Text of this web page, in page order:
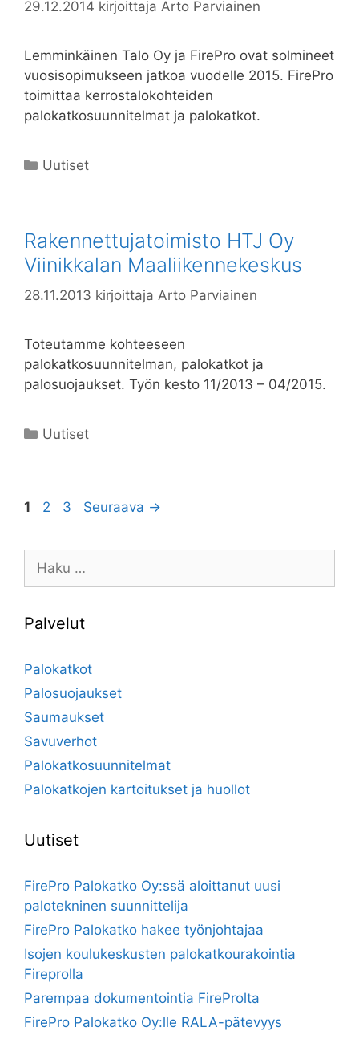
29.12.2014 kirjoittaja Arto Parviainen
Lemminkäinen Talo Oy ja FirePro ovat solmineet
vuosisopimukseen jatkoa vuodelle 2015. FirePro
toimittaa kerrostalokohteiden
palokatkosuunnitelmat ja palokatkot.
Kategoriat
Uutiset
Rakennettujatoimisto HTJ Oy
Viinikkalan Maaliikennekeskus
28.11.2013 kirjoittaja Arto Parviainen
Toteutamme kohteeseen
palokatkosuunnitelman, palokatkot ja
palosuojaukset. Työn kesto 11/2013 – 04/2015.
Kategoriat
Uutiset
Sivu
1 Sivu
2 Sivu
3 Seuraava →
Haku:
Palvelut
Palokatkot
Palosuojaukset
Saumaukset
Savuverhot
Palokatkosuunnitelmat
Palokatkojen kartoitukset ja huollot
Uutiset
FirePro Palokatko Oy:ssä aloittanut uusi
palotekninen suunnittelija
FirePro Palokatko hakee työnjohtajaa
Isojen koulukeskusten palokatkourakointia
Fireprolla
Parempaa dokumentointia FireProlta
FirePro Palokatko Oy:lle RALA-pätevyys